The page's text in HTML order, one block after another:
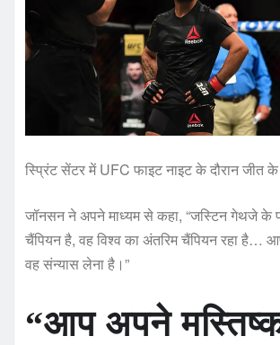
स्प्रिंट सेंटर में UFC फाइट नाइट के दौरान जीत
जॉनसन ने अपने माध्यम से कहा, “जस्टिन गेथजे के
चैंपियन है, वह विश्व का अंतरिम चैंपियन रहा
वह संन्यास लेना है।”
“आप अपने